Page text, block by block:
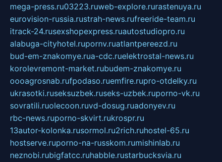
mega-press.ru03223.ruweb-explore.rurastenuya.ru
eurovision-russia.rustrah-news.rufreeride-team.ru
itrack-24.rusexshopexpress.ruautostudiopro.ru
alabuga-cityhotel.rupornv.ruatlantpereezd.ru
bud-em-znakomye.rua-cdc.ruelektrostal-news.ru
korolevremont-market.rubudem-znakomye.ru
oooagrosnab.rufpodaso.ruemfire.rupro-otdelky.ru
ukrasotki.ruseksuzbek.ruseks-uzbek.ruporno-vk.ru
sovratili.ruolecoon.ruvd-dosug.ruadonyev.ru
rbc-news.ruporno-skvirt.rukrospr.ru
13autor-kolonka.rusormol.ru2rich.ruhostel-65.ru
hostserve.ruporno-na-russkom.rumishinlab.ru
neznobi.rubigfatcc.ruhabble.rustarbucksvia.ru